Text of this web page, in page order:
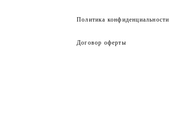
Политика конфиденциальности
Договор оферты